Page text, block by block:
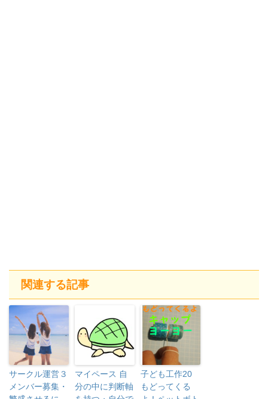
関連する記事
サークル運営３
メンバー募集・
マイペース 自
分の中に判断軸
子ども工作20
もどってくる